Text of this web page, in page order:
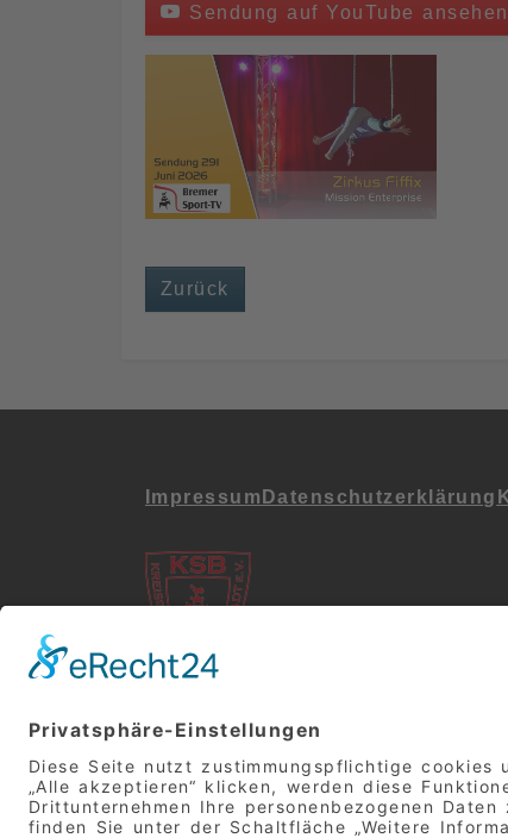
Sendung auf YouTube ansehen
Zurück
Impressum Datenschutz­erklärung
Folgt uns in den
Netzwerken